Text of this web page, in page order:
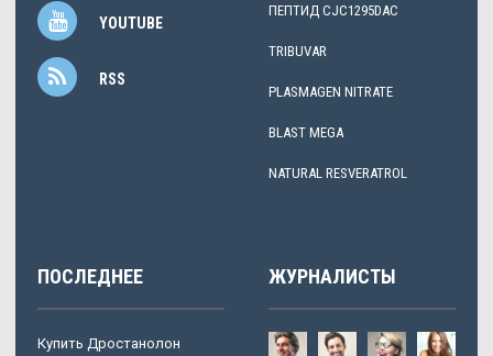
YOUTUBE
RSS
ПЕПТИД CJC1295DAC
TRIBUVAR
PLASMAGEN NITRATE
BLAST MEGA
NATURAL RESVERATROL
ПОСЛЕДНЕЕ
Купить Дростанолон
ЖУРНАЛИСТЫ